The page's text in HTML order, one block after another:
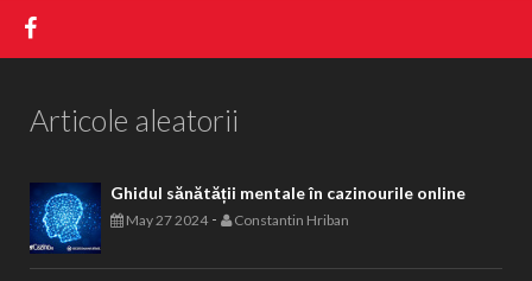
Articole aleatorii
Ghidul sănătății mentale în cazinourile online
May 27 2024- Constantin Hriban